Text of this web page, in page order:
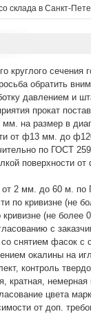
склада в Санкт-
круглого сечения
обратить
давлением и
прокат
мм. на размер в
от ф13 мм. до
по ГОСТ
поверхности
от 2 мм. до 60 м. по
по кривизне (не
(не более
с
снятием фасок с
окалины на
контроль
кратная,
цвета
от доп.